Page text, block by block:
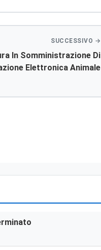
In Somministrazione Di
Elettronica Animale